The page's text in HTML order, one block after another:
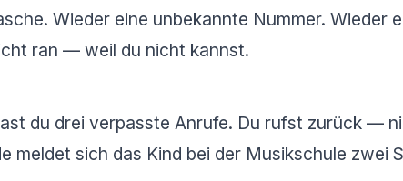
Wieder eine unbekannte Nummer. Wieder
ran — weil du nicht kannst.
du drei verpasste Anrufe. Du rufst zurück —
meldet sich das Kind bei der Musikschule zwei